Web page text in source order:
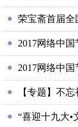
荣宝斋首届全
2017网络中国
2017网络中国
【专题】不
“喜迎十九大•